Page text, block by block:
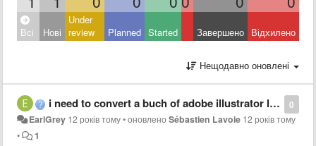
Всі Нові
Under
review
Planned Started Завершено Відхилено
Нещодавно оновлені
0
i need to convert a buch of adobe illustrator layers into shape layers, but i don´t have any clue of scripting nor the time to learn it :( Can someone help me?
EarlGrey 12 років тому•оновленоSébastien Lavoie 12 років тому
•
1